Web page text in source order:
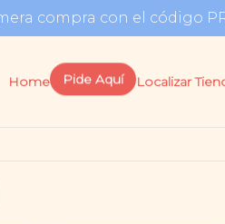
compra con el código
Home Pide Aquí Localizar